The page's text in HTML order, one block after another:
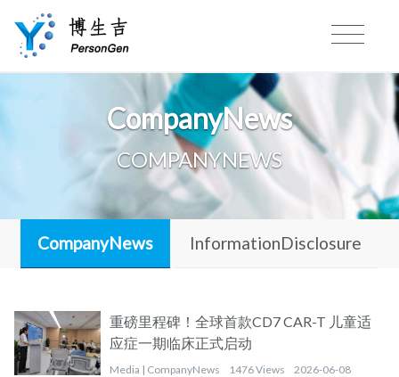
CompanyNews
COMPANYNEWS
CompanyNews InformationDisclosure
重磅里程碑！全球首款CD7 CAR-T 儿童适
应症一期临床正式启动
Media | CompanyNews 1476 Views
2026-06-08